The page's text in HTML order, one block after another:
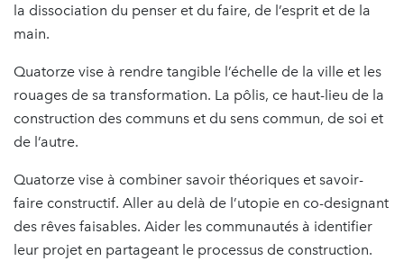
la dissociation du penser et du faire, de l’esprit et de la
main.
Quatorze vise à rendre tangible l’échelle de la ville et les
rouages de sa transformation. La pôlis, ce haut-lieu de la
construction des communs et du sens commun, de soi et
de l’autre.
Quatorze vise à combiner savoir théoriques et savoir-
faire constructif. Aller au delà de l’utopie en co-designant
des rêves faisables. Aider les communautés à identifier
leur projet en partageant le processus de construction.